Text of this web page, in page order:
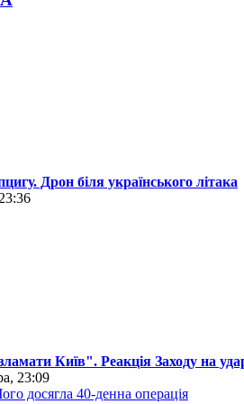
Дрон біля українського літака
Київ". Реакція Заходу на
23:09
досягла 40-денна операція